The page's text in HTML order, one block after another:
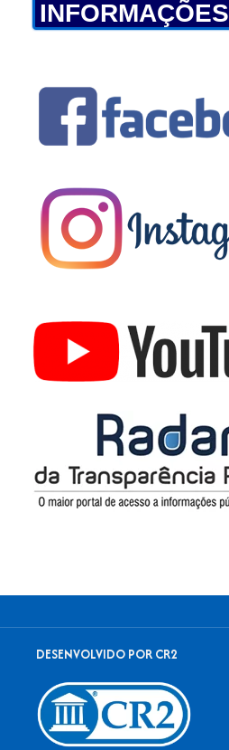
INFORMAÇÕES
DESENVOLVIDO POR CR2